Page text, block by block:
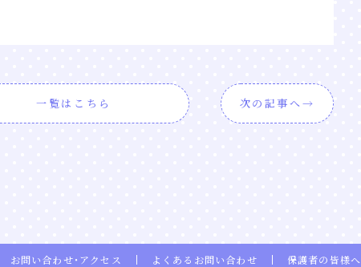
次の記事へ
一覧はこちら
お問い合わせ・アクセス よくあるお問い合わせ 保護者の皆様へ